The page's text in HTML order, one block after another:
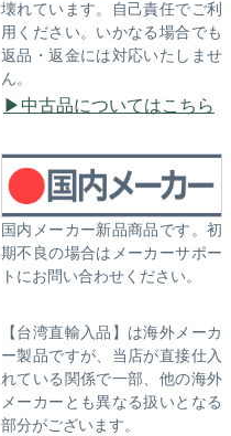
壊れています。自己責任でご利
用ください。いかなる場合でも
返品・返金には対応いたしませ
ん。
中古品についてはこちら
国内メーカー新品商品です。初
期不良の場合はメーカーサポー
トにお問い合わせください。
【台湾直輸入品】は海外メーカ
ー製品ですが、当店が直接仕入
れている関係で一部、他の海外
メーカーとも異なる扱いとなる
部分がございます。